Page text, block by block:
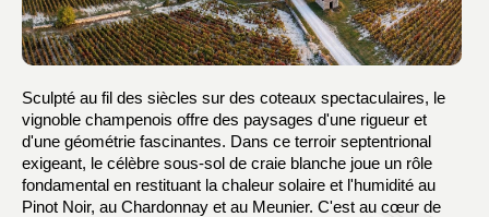
Sculpté au fil des siècles sur des coteaux spectaculaires, le
vignoble champenois offre des paysages d'une rigueur et
d'une géométrie fascinantes. Dans ce terroir septentrional
exigeant, le célèbre sous-sol de craie blanche joue un rôle
fondamental en restituant la chaleur solaire et l'humidité au
Pinot Noir, au Chardonnay et au Meunier. C'est au cœur de